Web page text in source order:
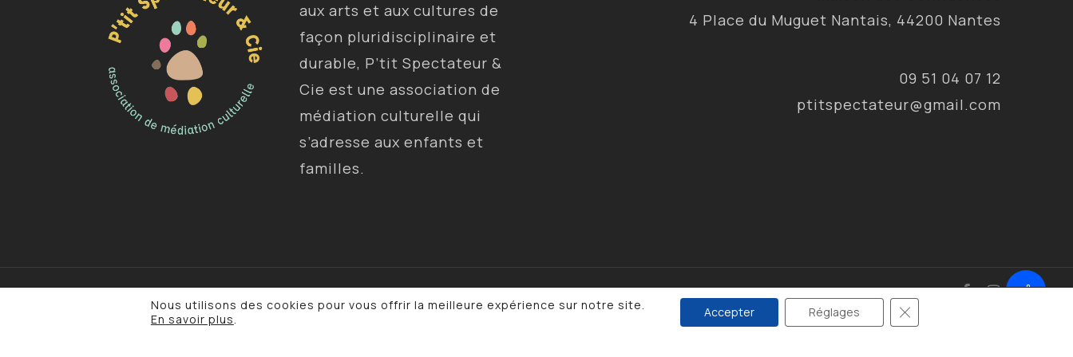
aux arts et aux cultures de
façon pluridisciplinaire et
durable, P’tit Spectateur &
Cie est une association de
médiation culturelle qui
s’adresse aux enfants et
familles.
4 Place du Muguet Nantais, 44200 Nantes
09 51 04 07 12
ptitspectateur@gmail.com
de confidentialité
facebook
instagram
Nous utilisons des cookies pour vous offrir la meilleure expérience sur notre site.
En savoir plus. Accepter Réglages Fermer la bannière des cookies